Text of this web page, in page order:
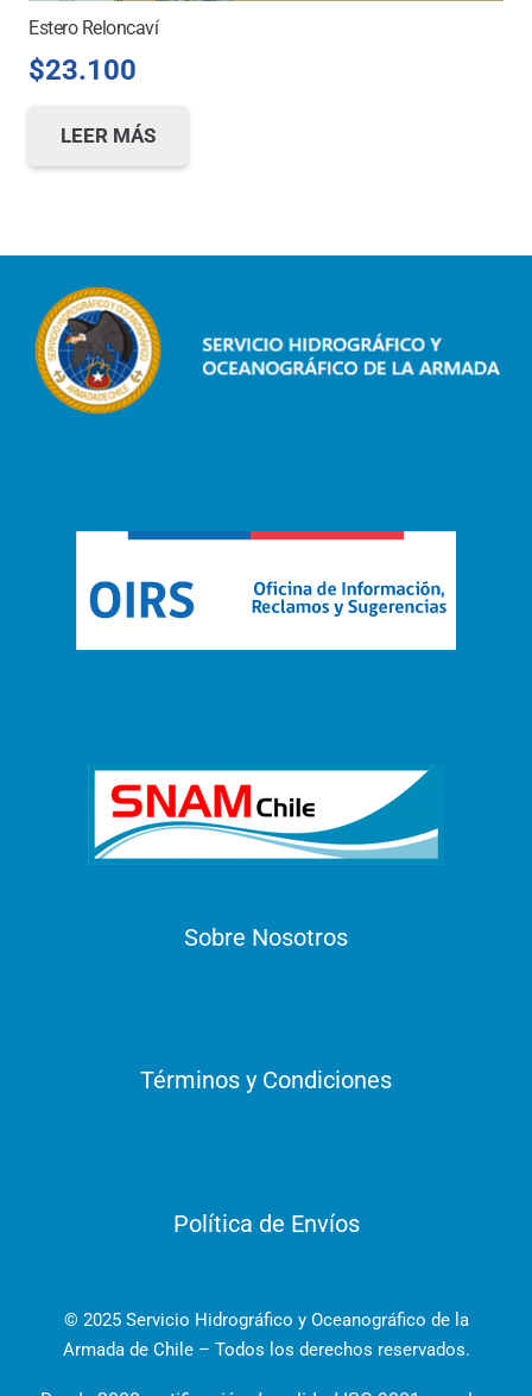
Estero Reloncaví
$23.100
LEER MÁS
Sobre Nosotros
Términos y Condiciones
Política de Envíos
© 2025 Servicio Hidrográfico y Oceanográfico de la
Armada de Chile – Todos los derechos reservados.